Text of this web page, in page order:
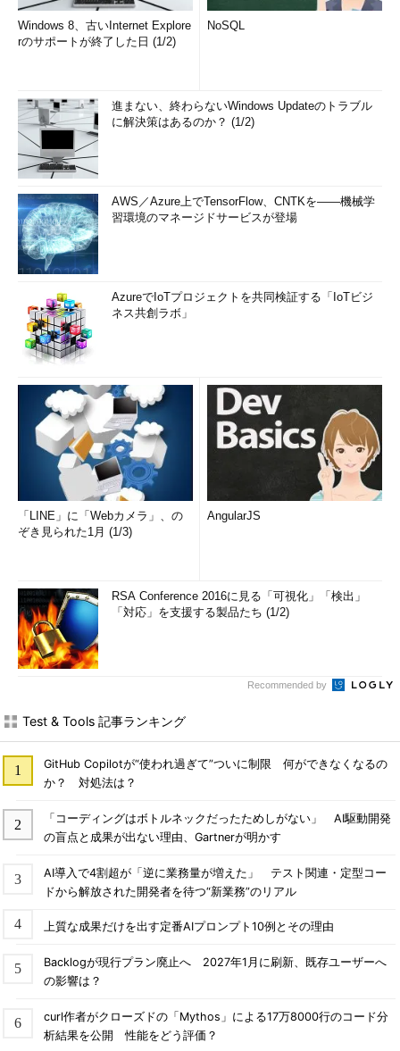
Windows 8、古いInternet Explore
rのサポートが終了した日 (1/2)
NoSQL
進まない、終わらないWindows Updateのトラブル
に解決策はあるのか？ (1/2)
AWS／Azure上でTensorFlow、CNTKを――機械学
習環境のマネージドサービスが登場
AzureでIoTプロジェクトを共同検証する「IoTビジ
ネス共創ラボ」
「LINE」に「Webカメラ」、の
ぞき見られた1月 (1/3)
AngularJS
RSA Conference 2016に見る「可視化」「検出」
「対応」を支援する製品たち (1/2)
Recommended by
Test & Tools 記事ランキング
GitHub Copilotが“使われ過ぎて”ついに制限 何ができなくなるの
か？ 対処法は？
「コーディングはボトルネックだったためしがない」 AI駆動開発
の盲点と成果が出ない理由、Gartnerが明かす
AI導入で4割超が「逆に業務量が増えた」 テスト関連・定型コー
ドから解放された開発者を待つ“新業務”のリアル
上質な成果だけを出す定番AIプロンプト10例とその理由
Backlogが現行プラン廃止へ 2027年1月に刷新、既存ユーザーへ
の影響は？
curl作者がクローズドの「Mythos」による17万8000行のコード分
析結果を公開 性能をどう評価？